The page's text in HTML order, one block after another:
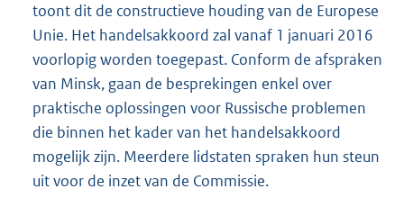
toont dit de constructieve houding van de Europese
Unie. Het handelsakkoord zal vanaf 1 januari 2016
voorlopig worden toegepast. Conform de afspraken
van Minsk, gaan de besprekingen enkel over
praktische oplossingen voor Russische problemen
die binnen het kader van het handelsakkoord
mogelijk zijn. Meerdere lidstaten spraken hun steun
uit voor de inzet van de Commissie.